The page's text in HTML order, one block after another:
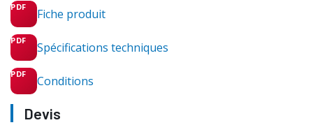
Fiche produit
Spécifications techniques
Conditions
Devis